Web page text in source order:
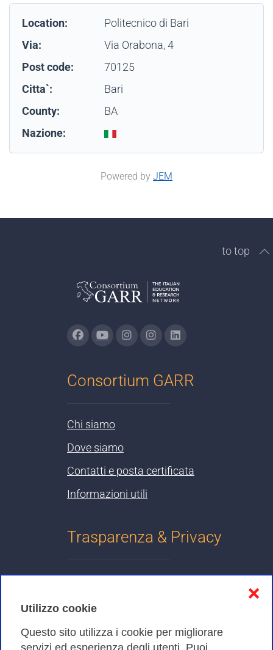
Utilizzo cookie
Questo sito utilizza i cookie per migliorare
❌
Location:
Politecnico di Bari
Via:
Via Orabona, 4
Post code:
70125
Citta`:
Bari
County:
BA
Nazione:
Powered by JEM
to top
Consortium GARR
Chi siamo
Dove siamo
Contatti e posta certificata
Informazioni utili
Trasparenza & Privacy
Cookies Policy
Amministrazione trasparente